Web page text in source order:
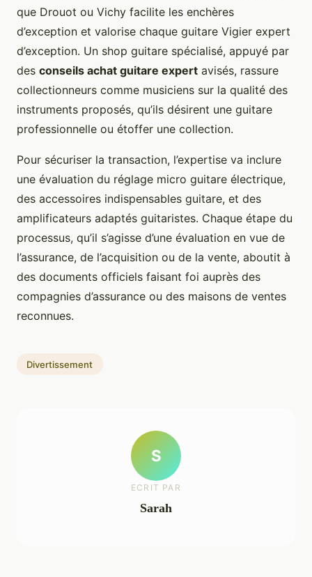
que Drouot ou Vichy facilite les enchères
d’exception et valorise chaque guitare Vigier expert
d’exception. Un shop guitare spécialisé, appuyé par
des conseils achat guitare expert avisés, rassure
collectionneurs comme musiciens sur la qualité des
instruments proposés, qu’ils désirent une guitare
professionnelle ou étoffer une collection.
Pour sécuriser la transaction, l’expertise va inclure
une évaluation du réglage micro guitare électrique,
des accessoires indispensables guitare, et des
amplificateurs adaptés guitaristes. Chaque étape du
processus, qu’il s’agisse d’une évaluation en vue de
l’assurance, de l’acquisition ou de la vente, aboutit à
des documents officiels faisant foi auprès des
compagnies d’assurance ou des maisons de ventes
reconnues.
Divertissement
S
ECRIT PAR
Sarah